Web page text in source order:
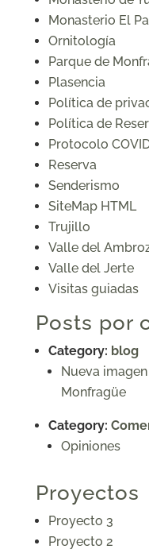
Monasterio El
Ornitología
Parque de
Plasencia
Política de
Política de
Protocolo
Reserva
Senderismo
SiteMap HTML
Trujillo
Valle del
Valle del Jerte
Visitas guiadas
Posts por
Category: blog
Nueva
Monfragüe
Category:
Opiniones
Proyectos
Proyecto 3
Proyecto 2